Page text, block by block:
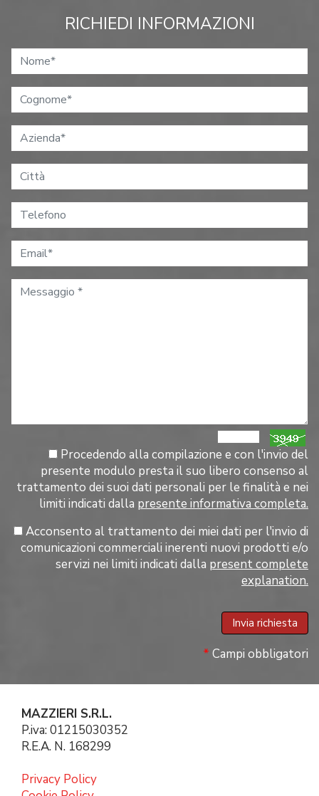
RICHIEDI INFORMAZIONI
Procedendo alla compilazione e con l'invio del
presente modulo presta il suo libero consenso al
trattamento dei suoi dati personali per le finalità e nei
limiti indicati dalla presente informativa completa.
Acconsento al trattamento dei miei dati per l'invio di
comunicazioni commerciali inerenti nuovi prodotti e/o
servizi nei limiti indicati dalla present complete
explanation.
* Campi obbligatori
MAZZIERI S.R.L.
P.iva: 01215030352
R.E.A. N. 168299
Privacy Policy